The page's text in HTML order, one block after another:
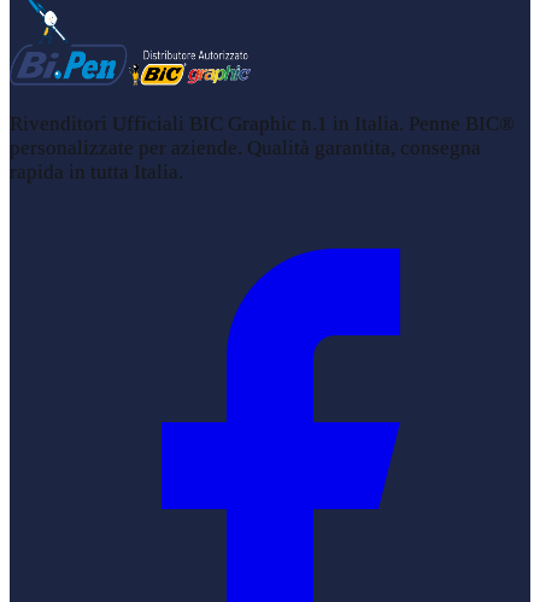
Rivenditori Ufficiali BIC Graphic n.1 in Italia. Penne BIC®
personalizzate per aziende. Qualità garantita, consegna
rapida in tutta Italia.